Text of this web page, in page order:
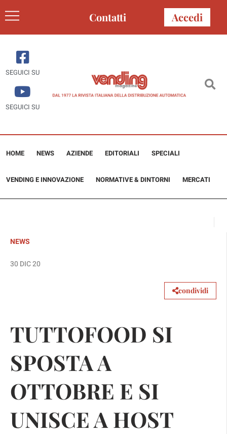
Contatti Accedi
SEGUICI SU
SEGUICI SU
HOME NEWS AZIENDE EDITORIALI SPECIALI
VENDING E INNOVAZIONE NORMATIVE & DINTORNI MERCATI
NEWS
30 DIC 20
condividi
TUTTOFOOD SI
SPOSTA A
OTTOBRE E SI
UNISCE A HOST